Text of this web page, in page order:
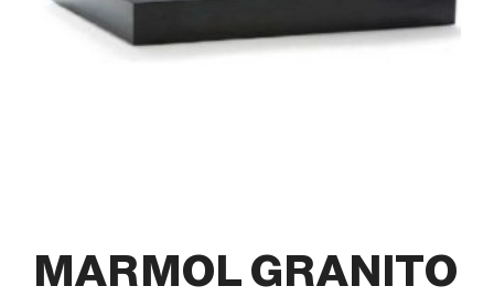
MARMOL GRANITO